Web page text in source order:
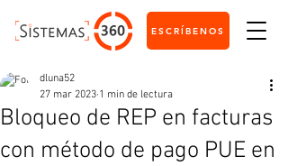
ESCRÍBENOS
Bloqueo de REP en facturas
con método de pago PUE en
dluna52
27 mar 2023 1 min de lectura